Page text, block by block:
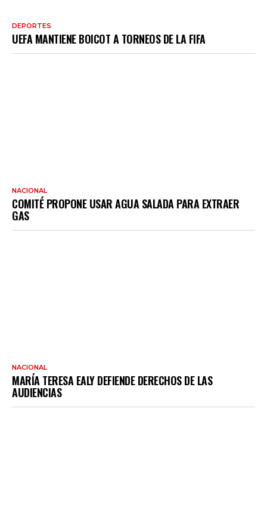
DEPORTES
UEFA MANTIENE BOICOT A TORNEOS DE LA FIFA
NACIONAL
COMITÉ PROPONE USAR AGUA SALADA PARA EXTRAER
GAS
NACIONAL
MARÍA TERESA EALY DEFIENDE DERECHOS DE LAS
AUDIENCIAS